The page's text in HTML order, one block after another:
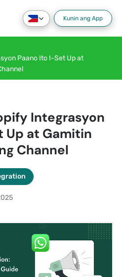
Kunin ang App
Paano Ito I-Set Up at
Integrasyon
Up at Gamitin
Channel